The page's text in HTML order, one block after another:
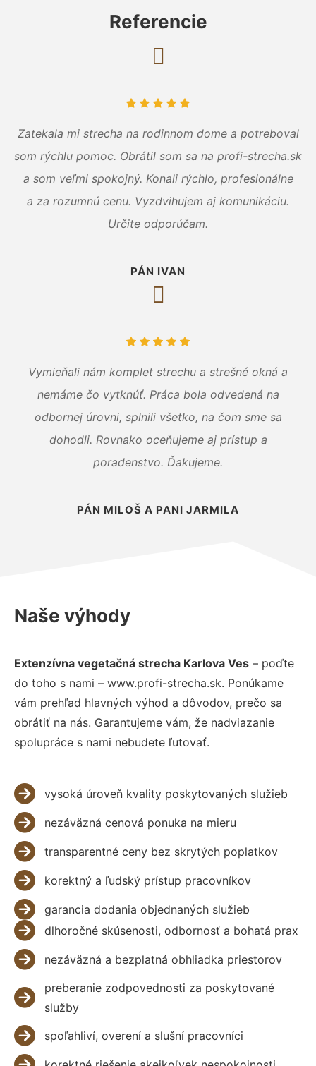
Referencie
Zatekala mi strecha na rodinnom dome a potreboval
som rýchlu pomoc. Obrátil som sa na profi-strecha.sk
a som veľmi spokojný. Konali rýchlo, profesionálne
a za rozumnú cenu. Vyzdvihujem aj komunikáciu.
Určite odporúčam.
PÁN IVAN
Vymieňali nám komplet strechu a strešné okná a
nemáme čo vytknúť. Práca bola odvedená na
odbornej úrovni, splnili všetko, na čom sme sa
dohodli. Rovnako oceňujeme aj prístup a
poradenstvo. Ďakujeme.
PÁN MILOŠ A PANI JARMILA
Naše výhody
Extenzívna vegetačná strecha Karlova Ves – poďte
do toho s nami – www.profi-strecha.sk. Ponúkame
vám prehľad hlavných výhod a dôvodov, prečo sa
obrátiť na nás. Garantujeme vám, že nadviazanie
spolupráce s nami nebudete ľutovať.
vysoká úroveň kvality poskytovaných služieb
nezáväzná cenová ponuka na mieru
transparentné ceny bez skrytých poplatkov
korektný a ľudský prístup pracovníkov
garancia dodania objednaných služieb
dlhoročné skúsenosti, odbornosť a bohatá prax
nezáväzná a bezplatná obhliadka priestorov
preberanie zodpovednosti za poskytované
služby
spoľahliví, overení a slušní pracovníci